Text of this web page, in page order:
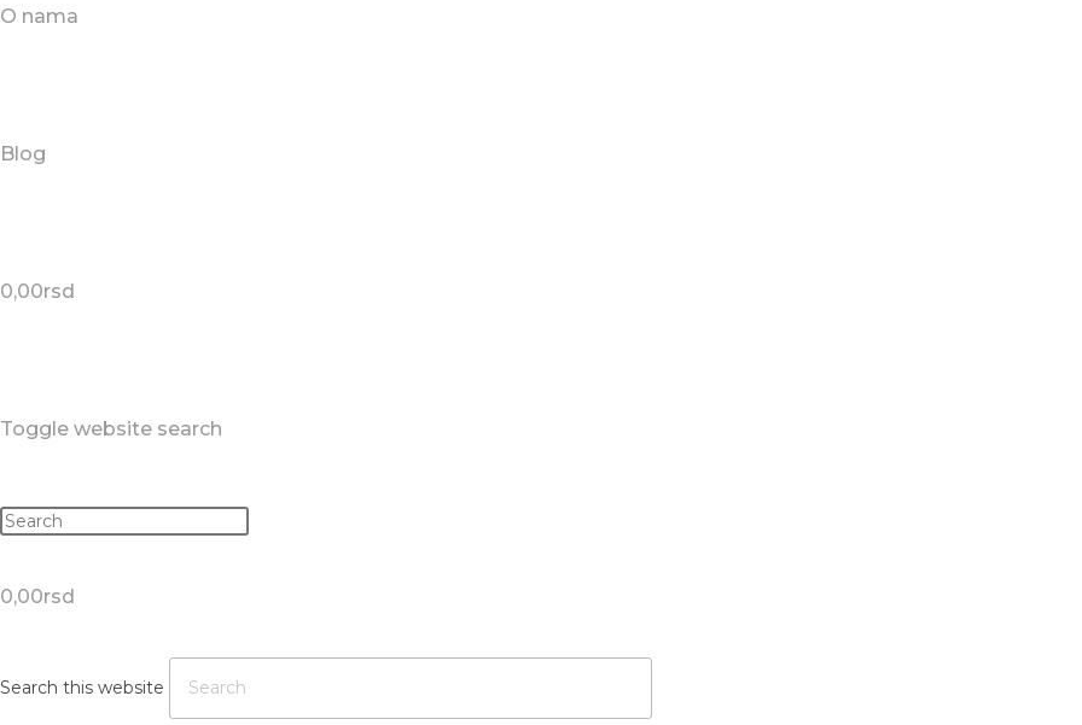
O nama
Blog
0,00rsd
Toggle website search
0,00rsd
Search this website